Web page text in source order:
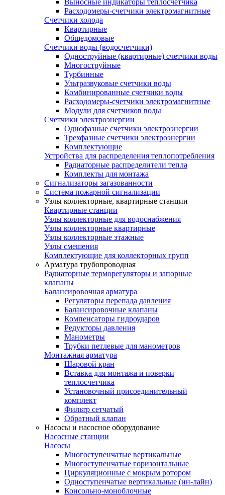
Выносные индикаторы теплосчетчика
Расходомеры-счетчики электромагнитные
Счетчики холода
Квартирные
Общедомовые
Счетчики воды (водосчетчики)
Одноструйные (квартирные) счетчики воды
Многоструйные
Турбинные
Ультразвуковые счетчики воды
Комбинированные счетчики воды
Расходомеры-счетчики электромагнитные
Модули для счетчиков воды
Счетчики электроэнергии
Однофазные счетчики электроэнергии
Трехфазные счетчики электроэнергии
Комплектующие
Устройства для распределения теплопотребления
Радиаторные распределители тепла
Комплекты для монтажа
Сигнализаторы загазованности
Система пожарной сигнализации
Узлы коллекторные, квартирные станции
Квартирные станции
Узлы коллекторные для водоснабжения
Узлы коллекторные квартирные
Узлы коллекторные этажные
Узлы смешения
Комплектующие для коллекторных групп
Арматура трубопроводная
Радиаторные терморегуляторы и запорные
клапаны
Балансировочная арматура
Регуляторы перепада давления
Балансировочные клапаны
Компенсаторы гидроударов
Редукторы давления
Манометры
Трубки петлевые для манометров
Монтажная арматура
Шаровой кран
Вставка для монтажа и поверки
теплосчетчика
Установочный присоединительный
комплект
Фильтр сетчатый
Обратный клапан
Насосы и насосное оборудование
Насосные станции
Насосы
Многоступенчатые вертикальные
Многоступенчатые горизонтальные
Циркуляционные с мокрым ротором
Одноступенчатые вертикальные (ин-лайн)
Консольно-моноблочные